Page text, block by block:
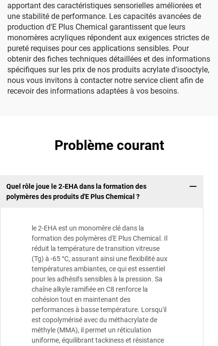
apportant des caractéristiques sensorielles améliorées et
une stabilité de performance. Les capacités avancées de
production d'E Plus Chemical garantissent que leurs
monomères acryliques répondent aux exigences strictes de
pureté requises pour ces applications sensibles. Pour
obtenir des fiches techniques détaillées et des informations
spécifiques sur les prix de nos produits acrylate d'isooctyle,
nous vous invitons à contacter notre service client afin de
recevoir des informations adaptées à vos besoins.
Problème courant
Quel rôle joue le 2-EHA dans la formation des
polymères des produits d'E Plus Chemical ?
le 2-EHA est un monomère clé dans la
formation des polymères d'E Plus Chemical. Il
réduit la température de transition vitreuse
(Tg) à -65 °C, assurant ainsi une flexibilité aux
températures ambiantes, ce qui est essentiel
pour les adhésifs sensibles à la pression. Sa
chaîne alkyle ramifiée en C8 renforce la
cohésion tout en maintenant des
performances à basse température. Lorsqu'il
est copolymérisé avec du méthacrylate de
méthyle (MMA), il permet un réticulation
uniforme, équilibrant tackiness et résistance